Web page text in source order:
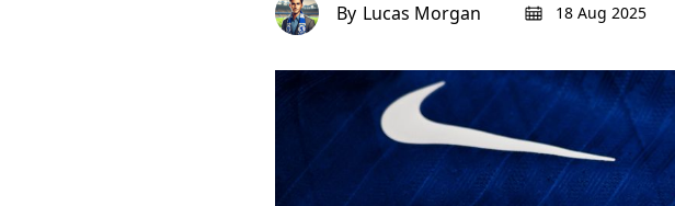
By Lucas Morgan 18 Aug 2025